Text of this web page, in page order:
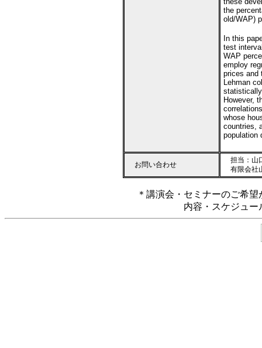
the
old/WAP)
In this
test
WAP
employ
prices and
Lehman
However,
whose
countries,
population
お問い合わせ
担当：山
有限会社
＊講演会・セミナーのご希
内容・スケジュ